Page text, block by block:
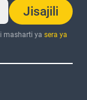
Jisajili
masharti yasera ya